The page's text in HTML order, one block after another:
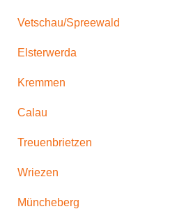
Vetschau/Spreewald
Elsterwerda
Kremmen
Calau
Treuenbrietzen
Wriezen
Müncheberg